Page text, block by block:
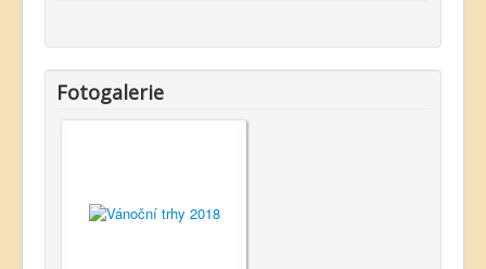
Fotogalerie